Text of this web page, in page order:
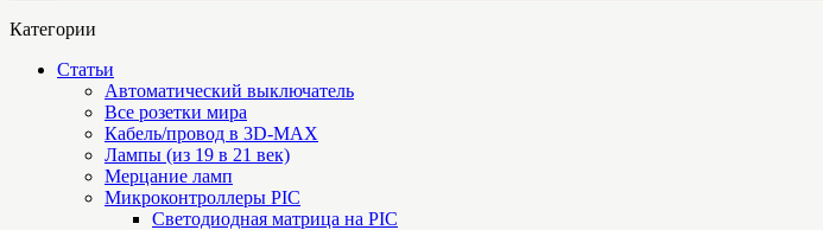
Категории
Статьи
Автоматический выключатель
Все розетки мира
Кабель/провод в 3D-MAX
Лампы (из 19 в 21 век)
Мерцание ламп
Микроконтроллеры PIC
Cветодиодная матрица на PIC